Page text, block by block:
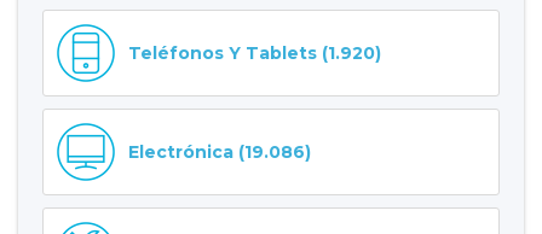
Teléfonos Y Tablets (1.920)
Electrónica (19.086)